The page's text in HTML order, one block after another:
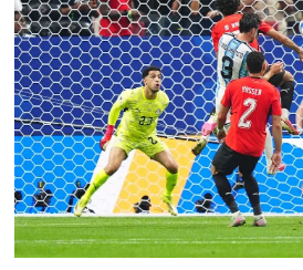
TARİHTE BUGÜN
TEKNOLOJİ
Trend
TÜRKİYE
VİZYONDAKİLER